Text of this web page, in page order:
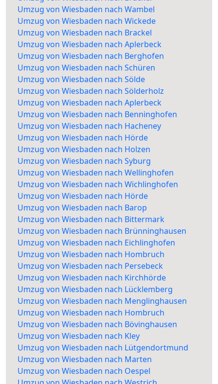
Umzug von Wiesbaden nach Wambel
Umzug von Wiesbaden nach Wickede
Umzug von Wiesbaden nach Brackel
Umzug von Wiesbaden nach Aplerbeck
Umzug von Wiesbaden nach Berghofen
Umzug von Wiesbaden nach Schüren
Umzug von Wiesbaden nach Sölde
Umzug von Wiesbaden nach Sölderholz
Umzug von Wiesbaden nach Aplerbeck
Umzug von Wiesbaden nach Benninghofen
Umzug von Wiesbaden nach Hacheney
Umzug von Wiesbaden nach Hörde
Umzug von Wiesbaden nach Holzen
Umzug von Wiesbaden nach Syburg
Umzug von Wiesbaden nach Wellinghofen
Umzug von Wiesbaden nach Wichlinghofen
Umzug von Wiesbaden nach Hörde
Umzug von Wiesbaden nach Barop
Umzug von Wiesbaden nach Bittermark
Umzug von Wiesbaden nach Brünninghausen
Umzug von Wiesbaden nach Eichlinghofen
Umzug von Wiesbaden nach Hombruch
Umzug von Wiesbaden nach Persebeck
Umzug von Wiesbaden nach Kirchhörde
Umzug von Wiesbaden nach Lücklemberg
Umzug von Wiesbaden nach Menglinghausen
Umzug von Wiesbaden nach Hombruch
Umzug von Wiesbaden nach Bövinghausen
Umzug von Wiesbaden nach Kley
Umzug von Wiesbaden nach Lütgendortmund
Umzug von Wiesbaden nach Marten
Umzug von Wiesbaden nach Oespel